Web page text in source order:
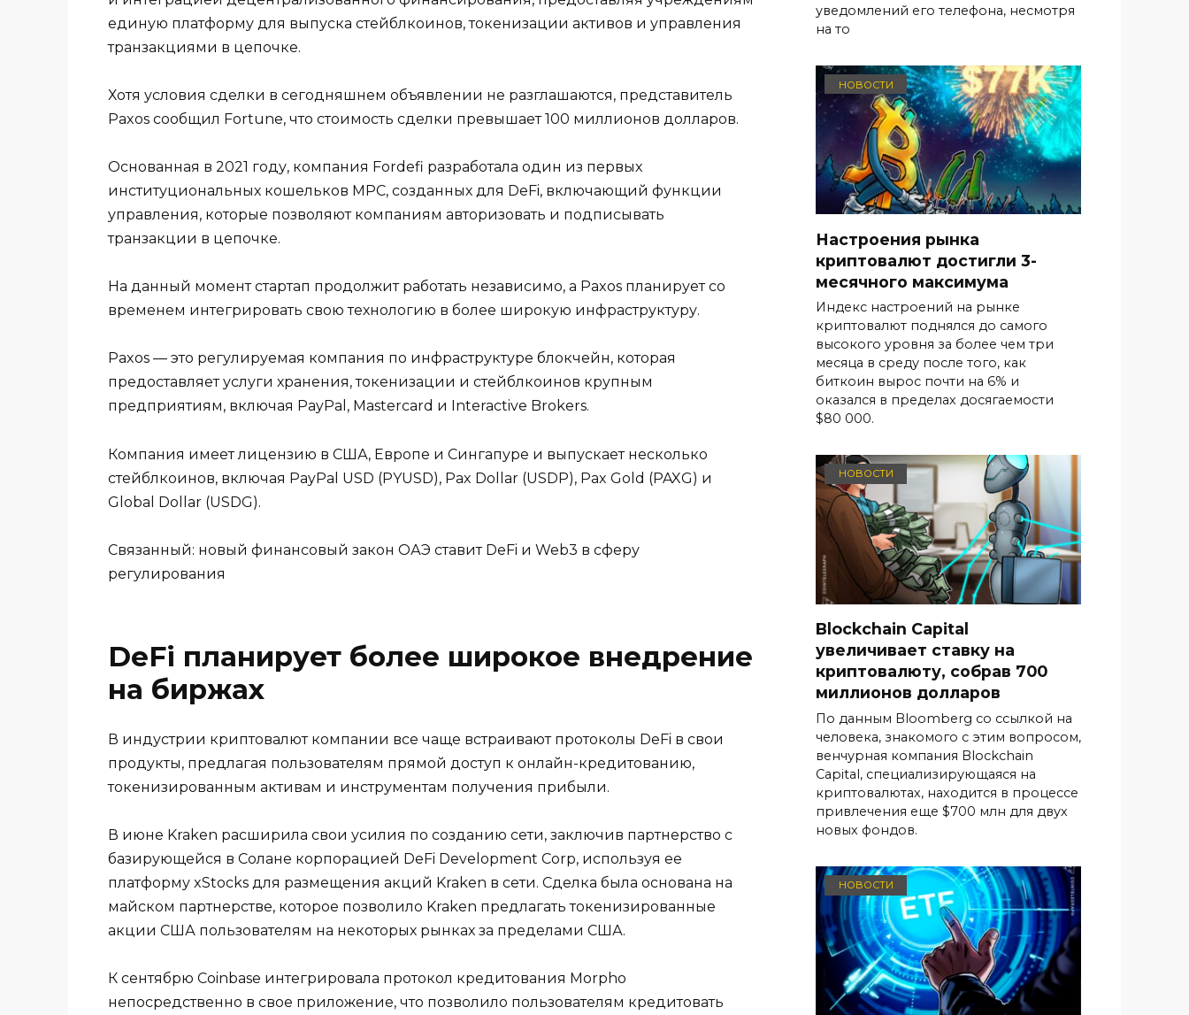
единую платформу для выпуска стейблкоинов, токенизации активов и управления
транзакциями в цепочке.
Хотя условия сделки в сегодняшнем объявлении не разглашаются, представитель
Paxos сообщил Fortune, что стоимость сделки превышает 100 миллионов долларов.
Основанная в 2021 году, компания Fordefi разработала один из первых
институциональных кошельков MPC, созданных для DeFi, включающий функции
управления, которые позволяют компаниям авторизовать и подписывать
транзакции в цепочке.
На данный момент стартап продолжит работать независимо, а Paxos планирует со
временем интегрировать свою технологию в более широкую инфраструктуру.
Paxos — это регулируемая компания по инфраструктуре блокчейн, которая
предоставляет услуги хранения, токенизации и стейблкоинов крупным
предприятиям, включая PayPal, Mastercard и Interactive Brokers.
Компания имеет лицензию в США, Европе и Сингапуре и выпускает несколько
стейблкоинов, включая PayPal USD (PYUSD), Pax Dollar (USDP), Pax Gold (PAXG) и
Global Dollar (USDG).
Связанный: новый финансовый закон ОАЭ ставит DeFi и Web3 в сферу
регулирования
DeFi планирует более широкое внедрение
на биржах
В индустрии криптовалют компании все чаще встраивают протоколы DeFi в свои
продукты, предлагая пользователям прямой доступ к онлайн-кредитованию,
токенизированным активам и инструментам получения прибыли.
В июне Kraken расширила свои усилия по созданию сети, заключив партнерство с
базирующейся в Солане корпорацией DeFi Development Corp, используя ее
платформу xStocks для размещения акций Kraken в сети. Сделка была основана на
майском партнерстве, которое позволило Kraken предлагать токенизированные
акции США пользователям на некоторых рынках за пределами США.
К сентябрю Coinbase интегрировала протокол кредитования Morpho
непосредственно в свое приложение, что позволило пользователям кредитовать
уведомлений его телефона, несмотря
на то
НОВОСТИ
Настроения рынка
криптовалют достигли 3-
месячного максимума
Индекс настроений на рынке
криптовалют поднялся до самого
высокого уровня за более чем три
месяца в среду после того, как
биткоин вырос почти на 6% и
оказался в пределах досягаемости
$80 000.
НОВОСТИ
Blockchain Capital
увеличивает ставку на
криптовалюту, собрав 700
миллионов долларов
По данным Bloomberg со ссылкой на
человека, знакомого с этим вопросом,
венчурная компания Blockchain
Capital, специализирующаяся на
криптовалютах, находится в процессе
привлечения еще $700 млн для двух
новых фондов.
НОВОСТИ